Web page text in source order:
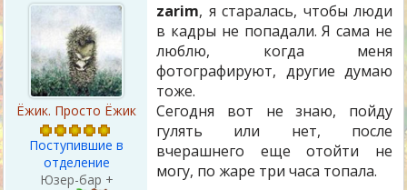
Ёжик. Просто Ёжик
Поступившие в
отделение
Юзер-бар +
zarim, я старалась, чтобы люди
в кадры не попадали. Я сама не
люблю, когда меня
фотографируют, другие думаю
тоже.
Сегодня вот не знаю, пойду
гулять или нет, после
вчерашнего еще отойти не
могу, по жаре три часа топала.